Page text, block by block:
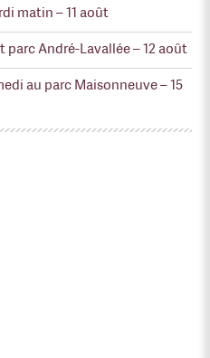
matin – 11 août
parc André-Lavallée – 12 août
au parc Maisonneuve – 15